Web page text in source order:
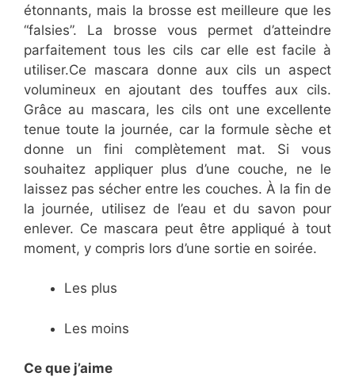
étonnants, mais la brosse est meilleure que les
“falsies”. La brosse vous permet d’atteindre
parfaitement tous les cils car elle est facile à
utiliser.Ce mascara donne aux cils un aspect
volumineux en ajoutant des touffes aux cils.
Grâce au mascara, les cils ont une excellente
tenue toute la journée, car la formule sèche et
donne un fini complètement mat. Si vous
souhaitez appliquer plus d’une couche, ne le
laissez pas sécher entre les couches. À la fin de
la journée, utilisez de l’eau et du savon pour
enlever. Ce mascara peut être appliqué à tout
moment, y compris lors d’une sortie en soirée.
Les plus
Les moins
Ce que j’aime